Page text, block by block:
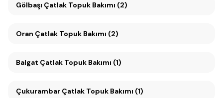
Gölbaşı Çatlak Topuk Bakımı (2)
Oran Çatlak Topuk Bakımı (2)
Balgat Çatlak Topuk Bakımı (1)
Çukurambar Çatlak Topuk Bakımı (1)